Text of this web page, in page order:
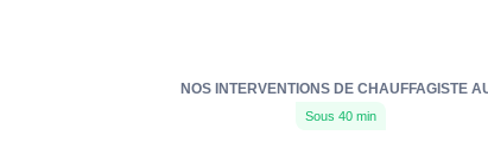
NOS INTERVENTIONS DE CHAUFFAGISTE
Sous 40 min